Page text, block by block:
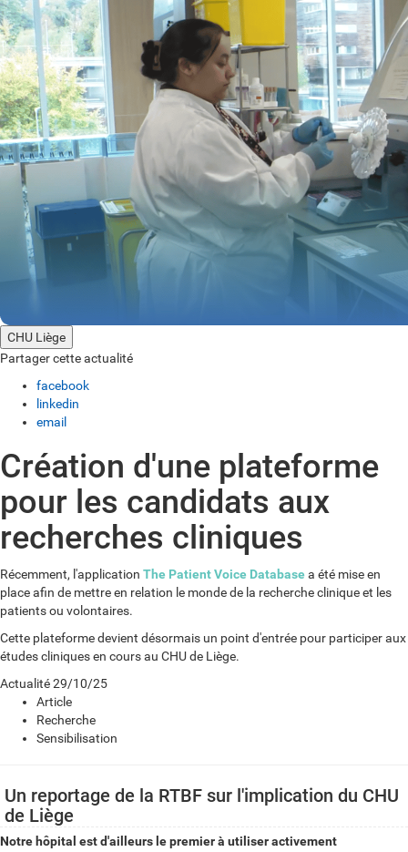
CHU Liège
Partager cette actualité
facebook
linkedin
email
Création d'une plateforme
pour les candidats aux
recherches cliniques
Récemment, l'application The Patient Voice Databasea été mise en
place afin de mettre en relation le monde de la recherche clinique et les
patients ou volontaires.
Cette plateforme devient désormais un point d'entrée pour participer aux
études cliniques en cours au CHU de Liège.
Actualité29/10/25
Article
Recherche
Sensibilisation
Un reportage de la RTBF sur l'implication du CHU
de Liège
Notre hôpital est d'ailleurs le premier à utiliser activement